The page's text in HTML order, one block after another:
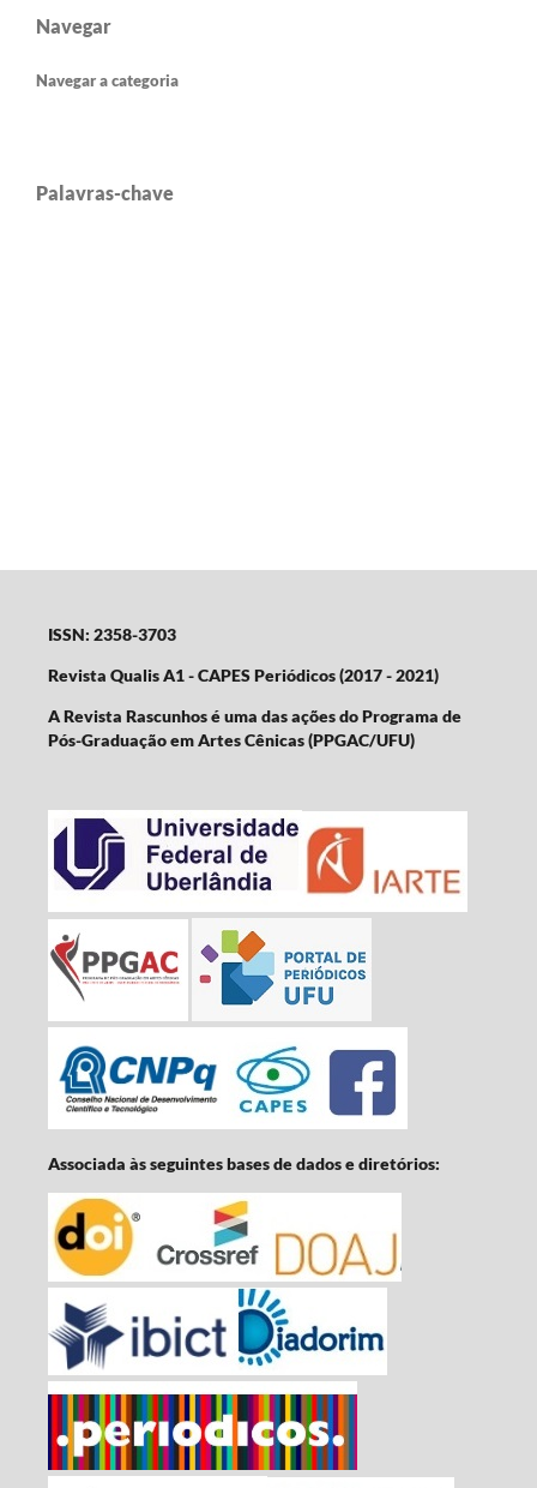
Navegar
Navegar a categoria
Palavras-chave
ISSN: 2358-3703
Revista Qualis A1 - CAPES Periódicos (2017 - 2021)
A Revista Rascunhos é uma das ações do Programa de
Pós-Graduação em Artes Cênicas (PPGAC/UFU)
Associada às seguintes bases de dados e diretórios: